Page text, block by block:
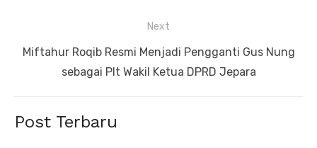
Next
Next
Miftahur Roqib Resmi Menjadi Pengganti Gus Nung
sebagai Plt Wakil Ketua DPRD Jepara
Post Terbaru